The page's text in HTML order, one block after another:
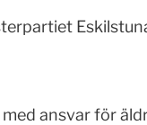
ansvar för